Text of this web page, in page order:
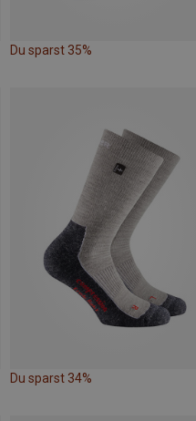
Du sparst 35%
Du sparst 34%